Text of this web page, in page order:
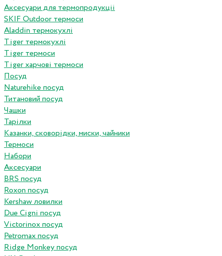
Аксесуари для термопродукціі
SKIF Outdoor термоси
Aladdin термокухлі
Tiger термокухлі
Tiger термоси
Tiger харчові термоси
Посуд
Naturehike посуд
Титановий посуд
Чашки
Тарілки
Казанки, сковорідки, миски, чайники
Термоси
Набори
Аксесуари
BRS посуд
Roxon посуд
Kershaw ловилки
Due Cigni посуд
Victorinox посуд
Petromax посуд
Ridge Monkey посуд